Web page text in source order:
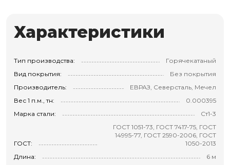
Характеристики
Тип производства:
Горячекатаный
Вид покрытия:
Без покрытия
Производитель:
ЕВРАЗ, Северсталь, Мечел
Вес 1 п.м., тн:
0.000395
Марка стали:
Ст1-3
ГОСТ:
ГОСТ 1051-73, ГОСТ 7417-75, ГОСТ
14995-77, ГОСТ 2590-2006, ГОСТ
1050-2013
Длина:
6 м